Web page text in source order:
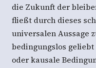
die Zukunft der
fließt durch dieses
universalen Aussage
bedingungslos
oder kausale